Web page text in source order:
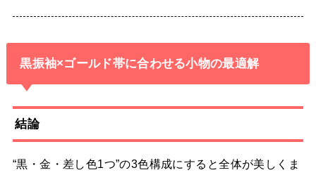
黒振袖×ゴールド帯に合わせる小物の最適解
結論
“黒・金・差し色1つ”の3色構成にすると全体が美しくま